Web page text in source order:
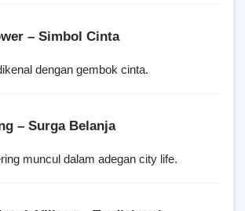
– Simbol Cinta
dengan gembok cinta.
– Surga Belanja
muncul dalam adegan city life.